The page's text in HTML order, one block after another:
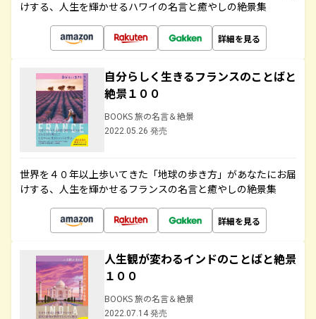
けする、人生を輝かせるハワイの名言と癒やしの絶景集
詳細を見る
自分らしく生きるフランスのことばと
絶景１００
BOOKS 旅の名言＆絶景
2022.05.26 発売
世界を４０年以上歩いてきた「地球の歩き方」があなたにお届
けする、人生を輝かせるフランスの名言と癒やしの絶景集
詳細を見る
人生観が変わるインドのことばと絶景
１００
BOOKS 旅の名言＆絶景
2022.07.14 発売